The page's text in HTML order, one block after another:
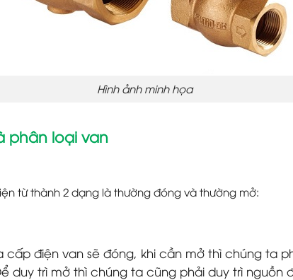
Hình ảnh minh họa
phân loại van
từ thành 2 dạng là thường đóng và thường mở:
cấp điện van sẽ đóng, khi cần mở thì chúng ta
duy trì mở thì chúng ta cũng phải duy trì nguồn